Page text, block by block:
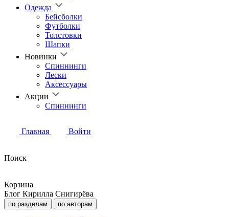
Одежда
Бейсболки
Футболки
Толстовки
Шапки
Новинки
Спиннинги
Лески
Аксессуары
Акции
Спиннинги
Главная Войти
Поиск
Корзина
Блог Кирилла Снигирёва
по разделам по авторам